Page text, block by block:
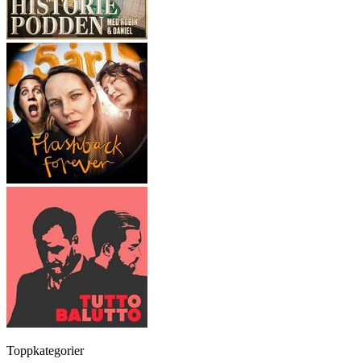
Toppkategorier